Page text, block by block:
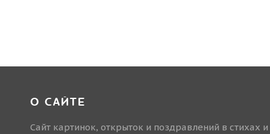
О САЙТЕ
Сайт картинок, открыток и поздравлений в стихах и